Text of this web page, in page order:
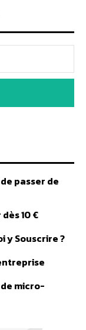
passer de
10 €
y Souscrire ?
micro-